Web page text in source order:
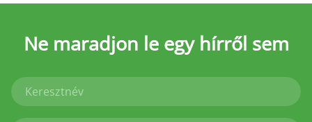
Ne maradjon le egy hírről sem